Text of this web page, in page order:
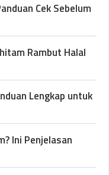
Cek Sebelum
Rambut Halal
Lengkap untuk
Ini Penjelasan